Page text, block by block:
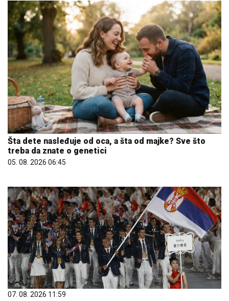
Šta dete nasleđuje od oca, a šta od majke? Sve što
treba da znate o genetici
05. 08. 2026 06:45
07. 08. 2026 11:59